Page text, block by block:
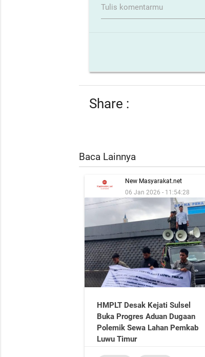
Tulis komentarmu
Share :
Baca Lainnya
New Masyarakat.net
06 Jan 2026 - 11:54:28
HMPLT Desak Kejati Sulsel
Buka Progres Aduan Dugaan
Polemik Sewa Lahan Pemkab
Luwu Timur